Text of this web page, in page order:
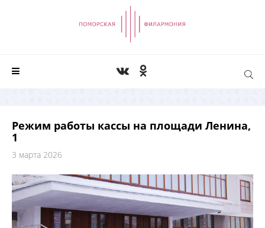
Режим работы кассы на площади Ленина,
1
3 марта 2026